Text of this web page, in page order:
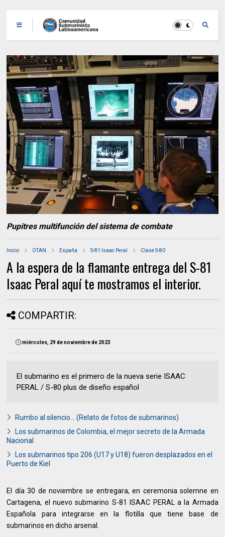
Pupitres multifunción del sistema de combate
Inicio OTAN España S-81 Isaac Peral Clase S-80
A la espera de la flamante entrega del S-81
Isaac Peral aquí te mostramos el interior.
COMPARTIR:
miércoles, 29 de noviembre de 2023
El submarino es el primero de la nueva serie ISAAC
PERAL / S-80 plus de diseño español
Rumbo al silencio... (Relato de fotos de submarinos)
Los submarinos de Colombia, el mejor secreto de la Armada
Nacional
Los submarinos tipo 206 (U17 y U18) fueron desplazados en el
Puerto de Kiel
El día 30 de noviembre se entregara, en ceremonia solemne en
Cartagena, el nuevo submarino S-81 ISAAC PERAL a la Armada
Española para integrarse en la flotilla que tiene base de
submarinos en dicho arsenal.